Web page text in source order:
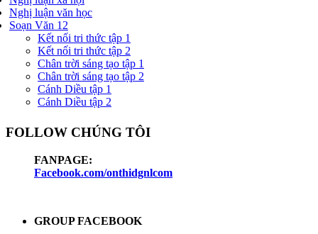
Nghị luận văn học
Soạn Văn 12
Kết nối tri thức tập 1
Kết nối tri thức tập 2
Chân trời sáng tạo tập 1
Chân trời sáng tạo tập 2
Cánh Diều tập 1
Cánh Diều tập 2
FOLLOW CHÚNG TÔI
FANPAGE:
Facebook.com/onthidgnlcom
GROUP FACEBOOK